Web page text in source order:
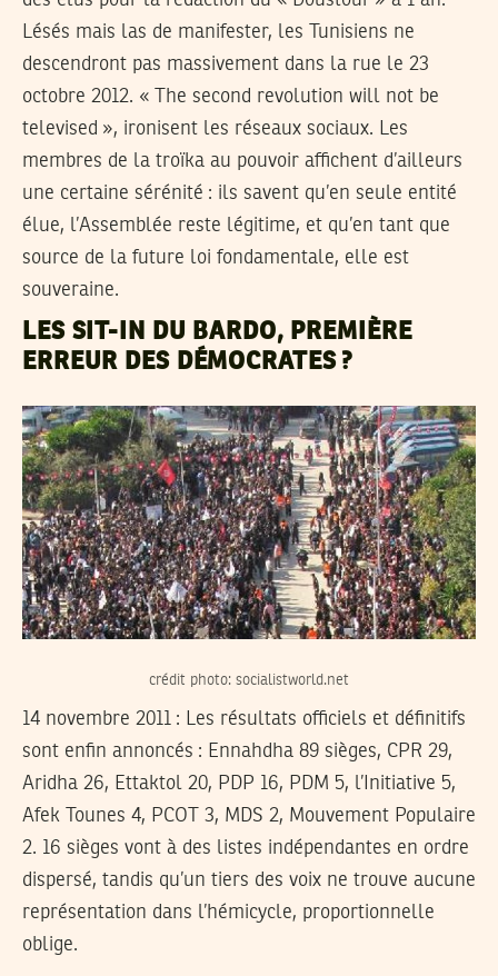
Lésés mais las de manifester, les Tunisiens ne
descendront pas massivement dans la rue le 23
octobre 2012. « The second revolution will not be
televised », ironisent les réseaux sociaux. Les
membres de la troïka au pouvoir affichent d’ailleurs
une certaine sérénité : ils savent qu’en seule entité
élue, l’Assemblée reste légitime, et qu’en tant que
source de la future loi fondamentale, elle est
souveraine.
LES SIT-IN DU BARDO, PREMIÈRE
ERREUR DES DÉMOCRATES ?
crédit photo: socialistworld.net
14 novembre 2011 : Les résultats officiels et définitifs
sont enfin annoncés : Ennahdha 89 sièges, CPR 29,
Aridha 26, Ettaktol 20, PDP 16, PDM 5, l’Initiative 5,
Afek Tounes 4, PCOT 3, MDS 2, Mouvement Populaire
2. 16 sièges vont à des listes indépendantes en ordre
dispersé, tandis qu’un tiers des voix ne trouve aucune
représentation dans l’hémicycle, proportionnelle
oblige.